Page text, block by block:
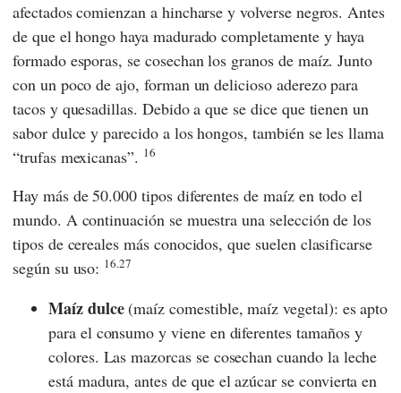
afectados comienzan a hincharse y volverse negros. Antes
de que el hongo haya madurado completamente y haya
formado esporas, se cosechan los granos de maíz. Junto
con un poco de ajo, forman un delicioso aderezo para
tacos y quesadillas. Debido a que se dice que tienen un
sabor dulce y parecido a los hongos, también se les llama
“trufas mexicanas”. 16
Hay más de 50.000 tipos diferentes de maíz en todo el
mundo. A continuación se muestra una selección de los
tipos de cereales más conocidos, que suelen clasificarse
según su uso: 16.27
Maíz dulce(maíz comestible, maíz vegetal): es apto
para el consumo y viene en diferentes tamaños y
colores. Las mazorcas se cosechan cuando la leche
está madura, antes de que el azúcar se convierta en